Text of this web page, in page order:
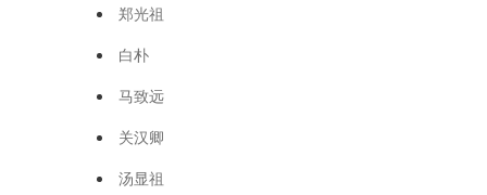
郑光祖
白朴
马致远
关汉卿
汤显祖